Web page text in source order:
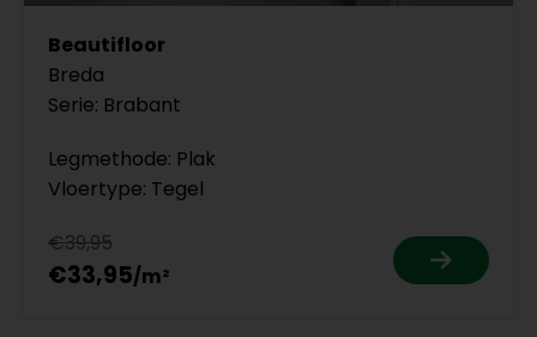
Beautifloor
Breda
Serie: Brabant
Legmethode: Plak
Vloertype: Tegel
€39,95
€33,95